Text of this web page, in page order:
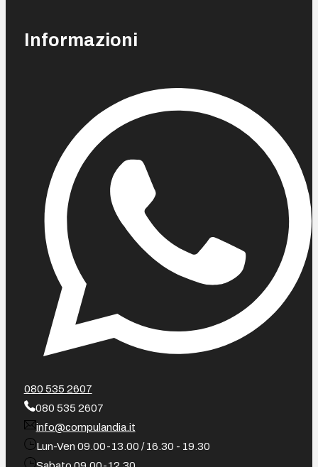
Informazioni
080 535 2607
080 535 2607
info@compulandia.it
Lun-Ven 09.00-13.00 / 16.30 - 19.30